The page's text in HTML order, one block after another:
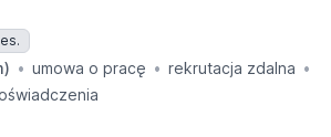
umowa o pracę
rekrutacja zdalna